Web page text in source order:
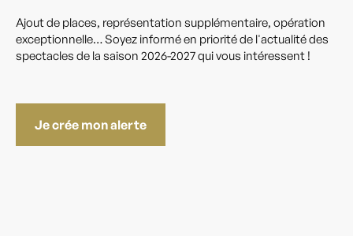
Ajout de places, représentation supplémentaire, opération
exceptionnelle… Soyez informé en priorité de l'actualité des
spectacles de la saison 2026-2027 qui vous intéressent !
Je crée mon alerte